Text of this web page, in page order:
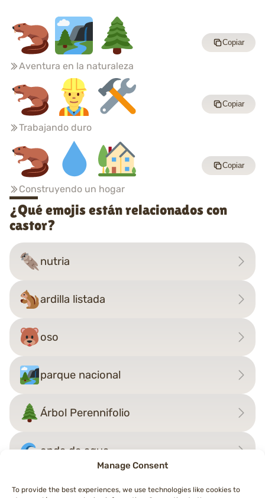
Manage Consent
To provide the best experiences, we use technologies like cookies to
Aventura en la naturaleza
Copiar
Trabajando duro
Copiar
Construyendo un hogar
Copiar
¿Qué emojis están relacionados con
castor?
nutria
ardilla listada
oso
parque nacional
Árbol Perennifolio
onda de agua